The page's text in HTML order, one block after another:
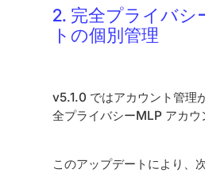
2. 完全プライバシ
トの個別管理
v5.1.0 ではアカウント管理
全プライバシーMLP アカウ
このアップデートにより、